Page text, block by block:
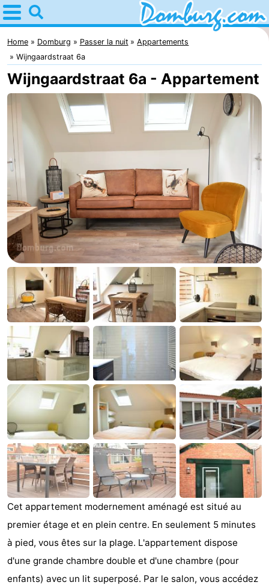
Home
Domburg
Astuces
Avec
les
enfants
Webcam
Webcam
Webcam
Plage
Passer
la
nuit
Appartements
-
Park
Loverendale
Résidence
Wijngaerde
Campings
Chambre
d'hôtes
Chaumières
Buitenhof
Domburg
-
Hof
Domburg
-
Westhove
Hôtels
Last
minutes
Plages
Voir
et
Lieux
Home Domburg Passer la nuit
Appartements
Wijngaardstraat 6a
Wijngaardstraat 6a - Appartement
Cet appartement modernement aménagé est situé au
premier étage et en plein centre. En seulement 5 minutes
à pied, vous êtes sur la plage. L'appartement dispose
d'une grande chambre double et d'une chambre (pour
enfants) avec un lit superposé. Par le salon, vous accédez